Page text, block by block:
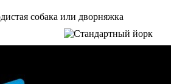
собака или дворняжка